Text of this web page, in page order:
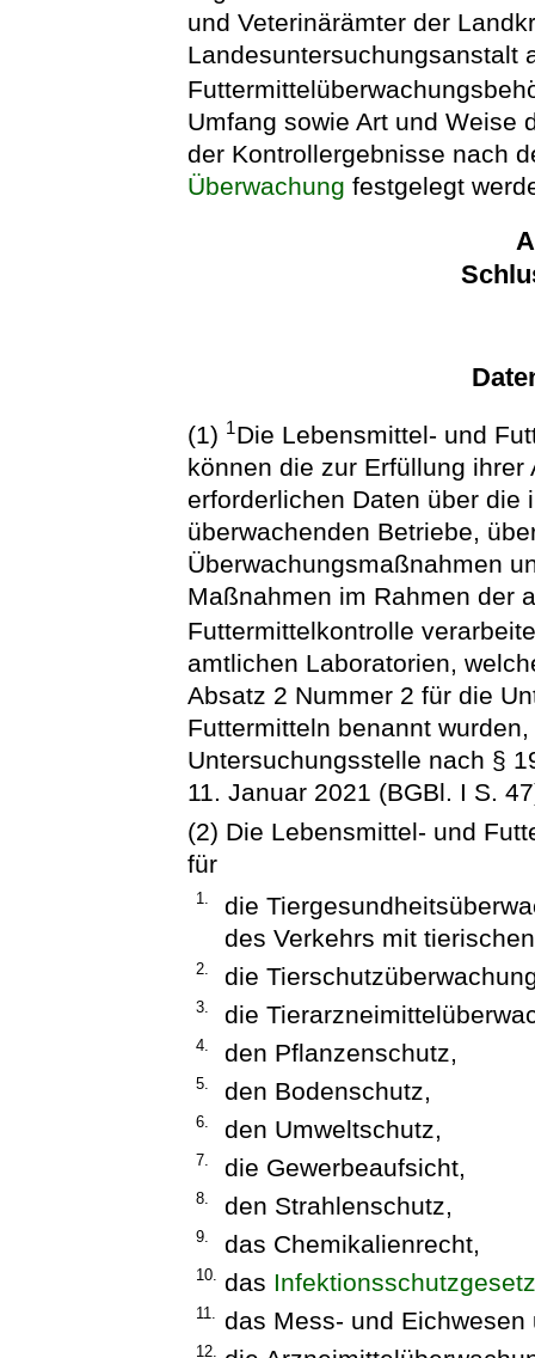
und Veterinärämter der
Landesuntersuchungsanstalt
Umfang sowie Art und Weise
der Kontrollergebnisse nach
Überwachung festgelegt
(1) 1Die Lebensmittel- und
können die zur Erfüllung
erforderlichen Daten über die
überwachenden Betriebe,
Überwachungsmaßnahmen
Maßnahmen im Rahmen der
Futtermittelkontrolle
amtlichen Laboratorien,
Absatz 2 Nummer 2 für die
Futtermitteln benannt
Untersuchungsstelle nach §
11. Januar 2021 (BGBl. I S.
(2) Die Lebensmittel- und
für
1.
die
des Verkehrs mit
2. die
3. die
4. den Pflanzenschutz,
5. den Bodenschutz,
6. den Umweltschutz,
7. die Gewerbeaufsicht,
8. den Strahlenschutz,
9. das Chemikalienrecht,
10. das Infektionsschutzgesetz
11. das Mess- und Eichwesen
12.